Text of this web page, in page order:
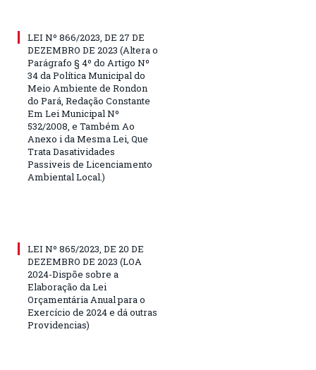
LEI Nº 866/2023, DE 27 DE
DEZEMBRO DE 2023 (Altera o
Parágrafo § 4º do Artigo Nº
34 da Política Municipal do
Meio Ambiente de Rondon
do Pará, Redação Constante
Em Lei Municipal Nº
532/2008, e Também Ao
Anexo i da Mesma Lei, Que
Trata Dasatividades
Passiveis de Licenciamento
Ambiental Local.)
LEI Nº 865/2023, DE 20 DE
DEZEMBRO DE 2023 (LOA
2024-Dispõe sobre a
Elaboração da Lei
Orçamentária Anual para o
Exercício de 2024 e dá outras
Providencias)